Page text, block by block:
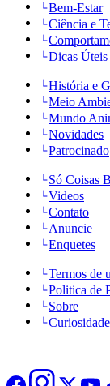
Bem-Estar
Ciência e
Dicas Úteis
História e
Meio
Mundo
Novidades
Patrocinado
Só Coisas
Videos
Contato
Anuncie
Enquetes
Termos de
Politica de
Sobre